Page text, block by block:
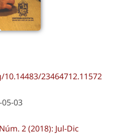
23464712.11572
03
2 (2018): Jul-Dic